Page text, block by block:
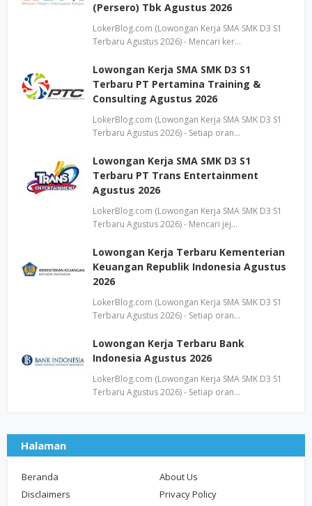
(Persero) Tbk Agustus 2026
LokerBlog.com (Lowongan Kerja SMA SMK D3 S1
Terbaru Agustus 2026) - Mencari ker…
Lowongan Kerja SMA SMK D3 S1
Terbaru PT Pertamina Training &
Consulting Agustus 2026
LokerBlog.com (Lowongan Kerja SMA SMK D3 S1
Terbaru Agustus 2026) - Setiap oran…
Lowongan Kerja SMA SMK D3 S1
Terbaru PT Trans Entertainment
Agustus 2026
LokerBlog.com (Lowongan Kerja SMA SMK D3 S1
Terbaru Agustus 2026) - Mencari jej…
Lowongan Kerja Terbaru Kementerian
Keuangan Republik Indonesia Agustus
2026
LokerBlog.com (Lowongan Kerja SMA SMK D3 S1
Terbaru Agustus 2026) - Setiap oran…
Lowongan Kerja Terbaru Bank
Indonesia Agustus 2026
LokerBlog.com (Lowongan Kerja SMA SMK D3 S1
Terbaru Agustus 2026) - Setiap oran…
Halaman
Beranda
About Us
Disclaimers
Privacy Policy